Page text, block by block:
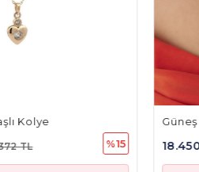
%15
Güneş Göz Boncuklu
18.450 TL 21.771 TL